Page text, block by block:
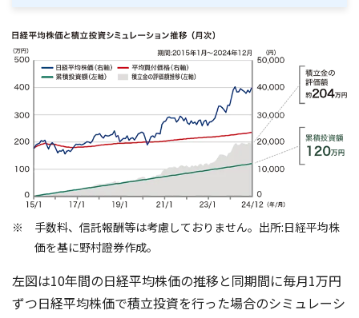
手数料、信託報酬等は考慮しておりません。出所:日経平均株
価を基に野村證券作成。
左図は10年間の日経平均株価の推移と同期間に毎月1万円
ずつ日経平均株価で積立投資を行った場合のシミュレーシ